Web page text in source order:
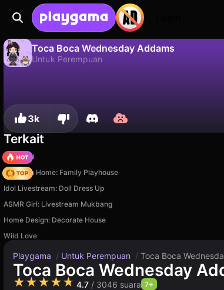
Toca Boca Wednesday Addams
Untuk Perempuan
3k
Terkait
TB World
My Town Home: Family Playhouse
Idol Livestream: Doll Dress Up
ASMR Girl: Livestream Mukbang
Home Design: Decorate House
Wild Love
Playgama / Untuk Perempuan / Toca Boca
Toca Boca Wednesday
★★★★★ 4.7 / 3046 suara 7+